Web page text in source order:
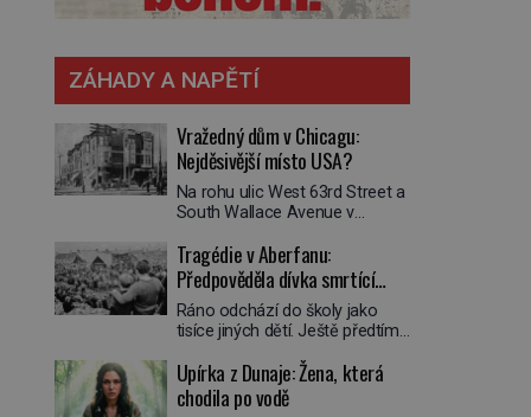
ZÁHADY A NAPĚTÍ
Vražedný dům v Chicagu:
Nejděsivější místo USA?
Na rohu ulic West 63rd Street a
South Wallace Avenue v
Nemá žádný speciální nápis ani
pamětní desku. A přesto prý
místní zaměstnanci neradi
chodí do sklepa. Právě tady
totiž sídlil sériový vrah H. H.
nejpropracovanější past na lidi
v dějinách americké
Tragédie v Aberfanu:
Předpověděla dívka smrtící
sesuv půdy?
Ráno odchází do školy jako
tisíce jiných dětí. Ještě předtím
snem. Ve škole, kterou dobře
zná, tentokrát nevidí budovu ani
spolužáky. Místo nich se před ní
Upírka z Dunaje: Žena, která
chodila po vodě